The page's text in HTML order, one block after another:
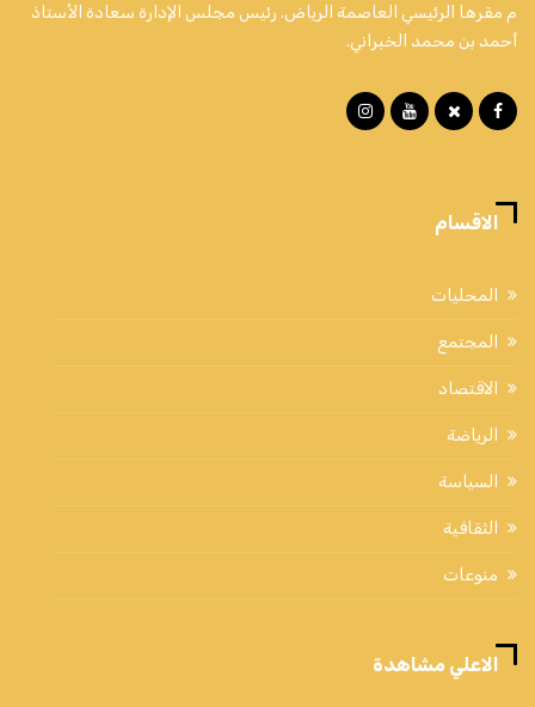
م مقرها الرئيسي العاصمة الرياض. رئيس مجلس الإدارة سعادة الأستاذ
أحمد بن محمد الخبراني.
الاقسام
المحليات
المجتمع
الاقتصاد
الرياضة
السياسة
الثقافية
منوعات
الاعلي مشاهدة